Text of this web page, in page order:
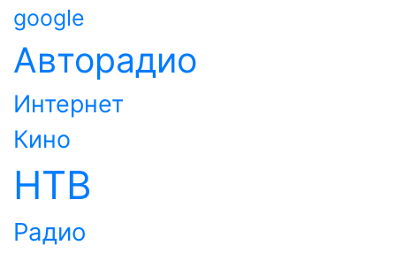
google
Авторадио
Интернет
Кино
НТВ
Радио